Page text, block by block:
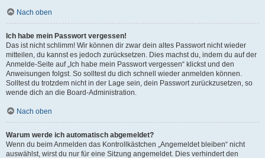
Nach oben
Ich habe mein Passwort vergessen!
Das ist nicht schlimm! Wir können dir zwar dein altes Passwort nicht wieder
mitteilen, du kannst es jedoch zurücksetzen. Dies machst du, indem du auf der
Anmelde-Seite auf „Ich habe mein Passwort vergessen“ klickst und den
Anweisungen folgst. So solltest du dich schnell wieder anmelden können.
Solltest du trotzdem nicht in der Lage sein, dein Passwort zurückzusetzen, so
wende dich an die Board-Administration.
Nach oben
Warum werde ich automatisch abgemeldet?
Wenn du beim Anmelden das Kontrollkästchen „Angemeldet bleiben“ nicht
auswählst, wirst du nur für eine Sitzung angemeldet. Dies verhindert den